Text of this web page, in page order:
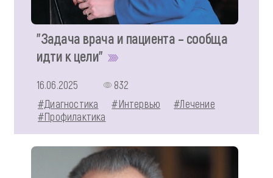
"Задача врача и пациента – сообща
идти к цели"
16.06.2025
832
#Диагностика
#Интервью
#Лечение
#Профилактика